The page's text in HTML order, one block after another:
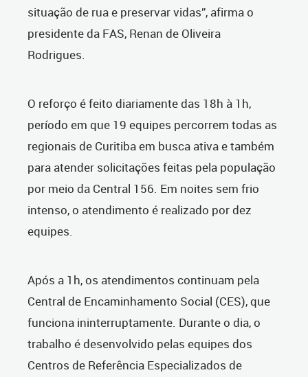
situação de rua e preservar vidas”, afirma o
presidente da FAS, Renan de Oliveira
Rodrigues.
O reforço é feito diariamente das 18h à 1h,
período em que 19 equipes percorrem todas as
regionais de Curitiba em busca ativa e também
para atender solicitações feitas pela população
por meio da Central 156. Em noites sem frio
intenso, o atendimento é realizado por dez
equipes.
Após a 1h, os atendimentos continuam pela
Central de Encaminhamento Social (CES), que
funciona ininterruptamente. Durante o dia, o
trabalho é desenvolvido pelas equipes dos
Centros de Referência Especializados de